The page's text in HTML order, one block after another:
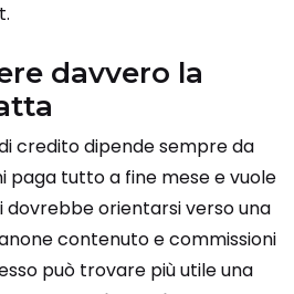
davvero la
credito dipende sempre da
paga tutto a fine mese e vuole
orientarsi verso una
contenuto e commissioni
può trovare più utile una